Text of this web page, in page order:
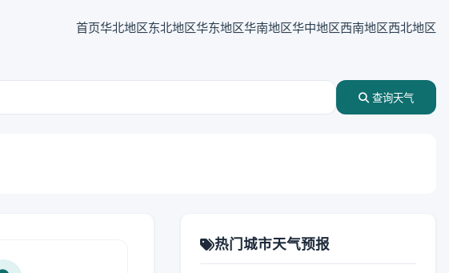
首页华北地区东北地区华东地区华南地区华中地区西南地区西北地区
查询天气
热门城市天气预报